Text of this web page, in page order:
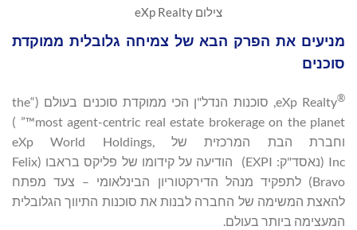
צילום eXp Realty
מניעים את הפרק הבא של צמיחה גלובלית ממוקדת
סוכנים
®
eXp Realty, סוכנות הנדל"ן הכי ממוקדת סוכנים בעולם (“the
most agent-centric real estate brokerage on the planet™” )
וחברת הבת המרכזית של eXp World Holdings,
Inc (נאסד"ק: EXPI) הודיעה על קידומו של פליקס בראבו (Felix
Bravo) לתפקיד מנהל הדירקטוריון הבינלאומי – צעד מפתח
להאצת המשימה של החברה לבנות את סוכנות התיווך הגלובלית
המעצימה ביותר בעולם.